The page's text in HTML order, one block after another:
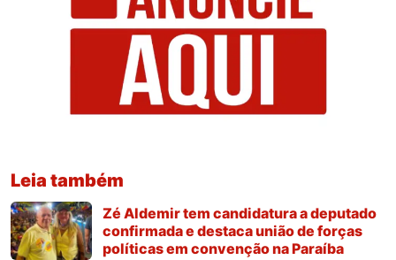
Leia também
Zé Aldemir tem candidatura a deputado
confirmada e destaca união de forças
políticas em convenção na Paraíba